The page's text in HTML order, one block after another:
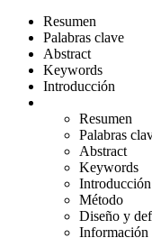
Resumen
Palabras clave
Abstract
Keywords
Introducción
Resumen
Palabras
Abstract
Keywords
Introducción
Método
Diseño y
Información